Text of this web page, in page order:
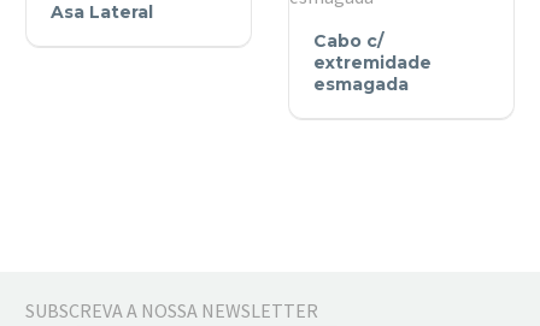
Asa Lateral
extremidade
esmagada
Cabo c/
extremidade
esmagada
SUBSCREVA A NOSSA NEWSLETTER